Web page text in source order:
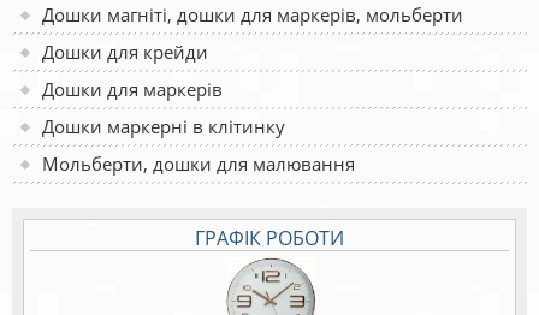
Дошки магніті, дошки для маркерів, мольберти
Дошки для крейди
Дошки для маркерів
Дошки маркерні в клітинку
Мольберти, дошки для малювання
ГРАФІК РОБОТИ